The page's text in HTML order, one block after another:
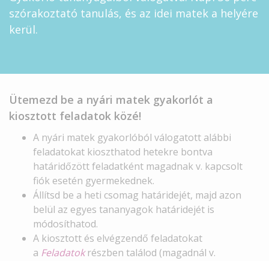
szórakoztató tanulás, és az idei matek a helyére
kerül.
Ütemezd be a nyári matek gyakorlót a
kiosztott feladatok közé!
A nyári matek gyakorlóból válogatott alábbi
feladatokat kioszthatod hetekre bontva
határidőzött feladatként magadnak v. kapcsolt
fiók esetén gyermekednek.
Állítsd be a heti csomag határidejét, majd azon
belül az egyes tananyagok határidejét is
módosíthatod.
A kiosztott és elvégzendő feladatokat
a Feladatokrészben találod (magadnál v.